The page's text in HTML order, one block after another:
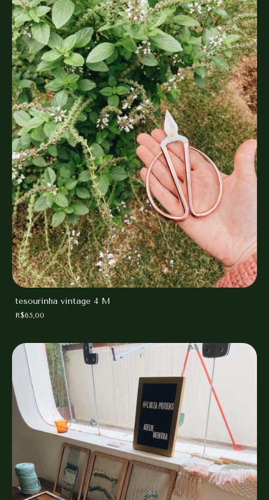
tesourinha vintage 4 M
R$65,00